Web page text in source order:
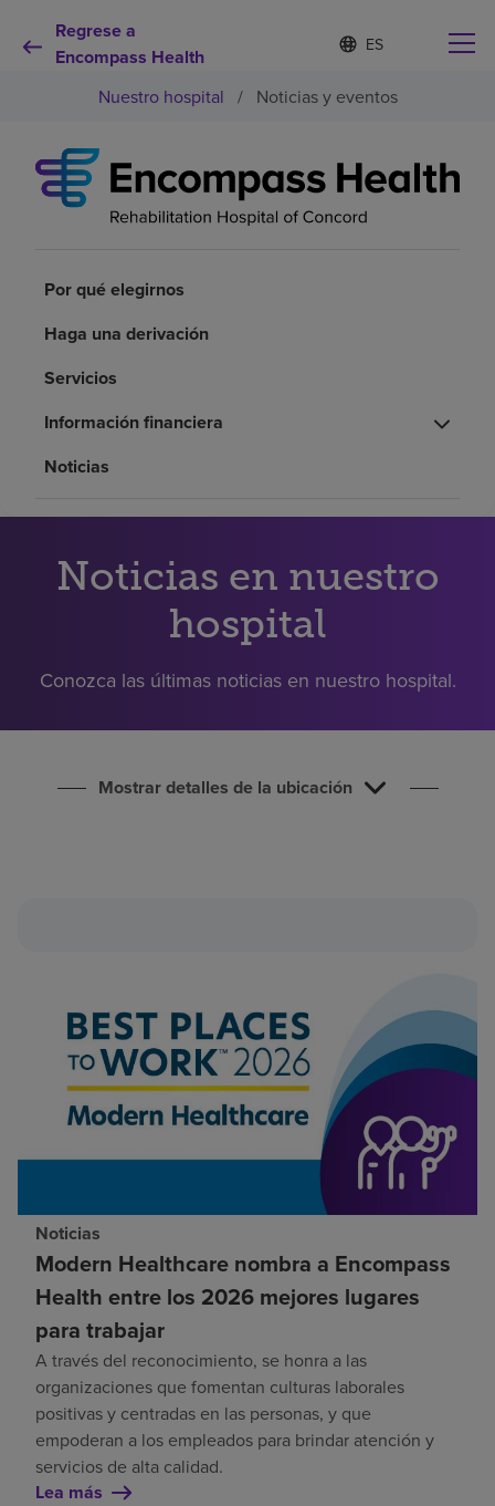
Regrese a
Encompass Health
Lista
de
contraída
d
o
s
e
e
Por qué debe elegirnos
Recursos de salud
Inversores
Pagar mi factura
Nuestro hospital / Noticias y eventos
Por qué elegirnos
Haga una derivación
Servicios
Información financiera
Noticias
Noticias en nuestro
hospital
Conozca las últimas noticias en nuestro hospital.
Mostrar detalles de la ubicación
Noticias
Modern Healthcare nombra a Encompass
Health entre los 2026 mejores lugares
para trabajar
A través del reconocimiento, se honra a las
organizaciones que fomentan culturas laborales
positivas y centradas en las personas, y que
empoderan a los empleados para brindar atención y
servicios de alta calidad.
Lea más